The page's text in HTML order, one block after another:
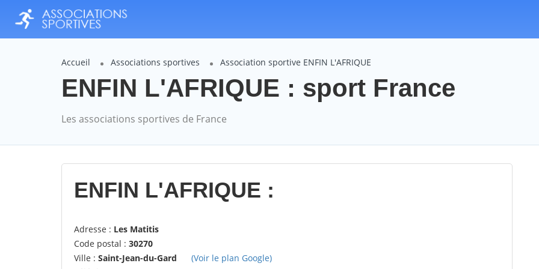
Accueil Associations sportives Association sportive ENFIN L'AFRIQUE
ENFIN L'AFRIQUE : sport France
Les associations sportives de France
ENFIN L'AFRIQUE :
Adresse : Les Matitis
Code postal : 30270
Ville : Saint-Jean-du-Gard
(Voir le plan Google)